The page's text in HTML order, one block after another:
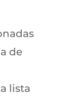
de
lista